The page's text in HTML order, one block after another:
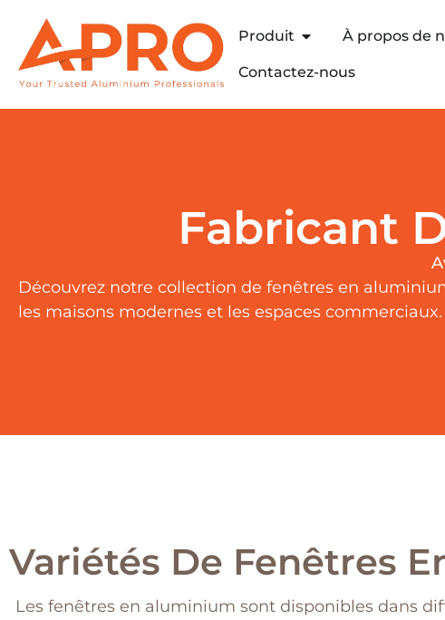
Produit À propos de
Contactez-nous
Fabricant
Découvrez notre collection de fenêtres en
les maisons modernes et les espaces commerciaux.
Variétés De Fenêtres
Les fenêtres en aluminium sont disponibles dans